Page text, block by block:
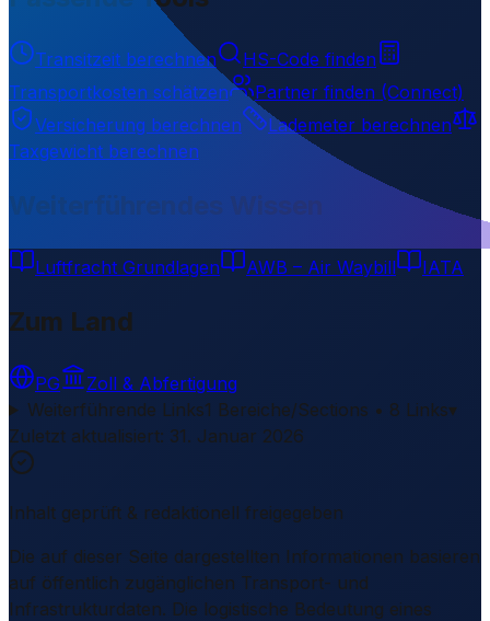
Transitzeit berechnen
HS-Code finden
Transportkosten schätzen
Partner finden (Connect)
Versicherung berechnen
Lademeter berechnen
Taxgewicht berechnen
Weiterführendes Wissen
Luftfracht Grundlagen AWB – Air Waybill IATA
Zum Land
PG
Zoll & Abfertigung
Weiterführende Links1 Bereiche/Sections • 8 Links▾
Zuletzt aktualisiert: 31. Januar 2026
Inhalt geprüft & redaktionell freigegeben
Die auf dieser Seite dargestellten Informationen basieren
auf öffentlich zugänglichen Transport- und
Infrastrukturdaten. Die logistische Bedeutung eines